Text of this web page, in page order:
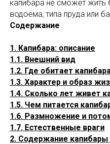
капибара не сможет жить
водоема, типа пруда или
Содержание
1. Капибара: описание
1.1. Внешний вид
1.2. Где обитает
1.3. Характер и образ
1.4. Сколько лет живет
1.5. Чем питается
1.6. Размножение и
1.7. Естественные враги
2. Содержание